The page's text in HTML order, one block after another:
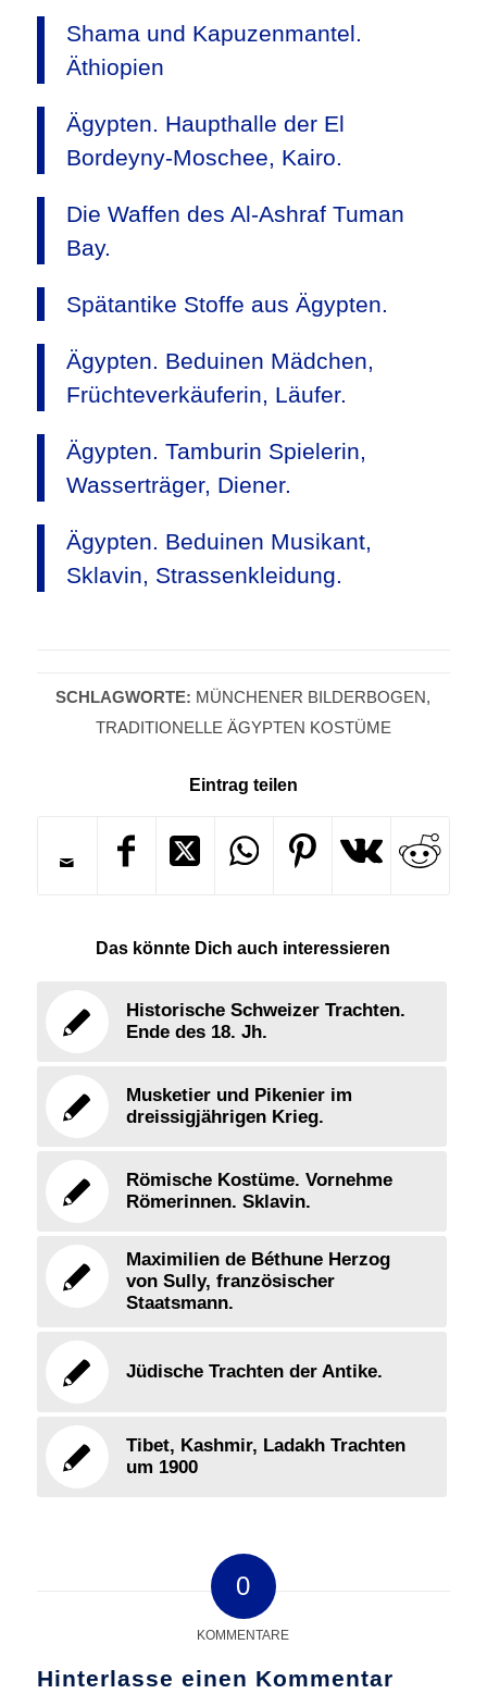
Shama und Kapuzenmantel.
Äthiopien
Ägypten. Haupthalle der El
Bordeyny-Moschee, Kairo.
Die Waffen des Al-Ashraf Tuman
Bay.
Spätantike Stoffe aus Ägypten.
Ägypten. Beduinen Mädchen,
Früchteverkäuferin, Läufer.
Ägypten. Tamburin Spielerin,
Wasserträger, Diener.
Ägypten. Beduinen Musikant,
Sklavin, Strassenkleidung.
SCHLAGWORTE: MÜNCHENER BILDERBOGEN,
TRADITIONELLE ÄGYPTEN KOSTÜME
Eintrag teilen
Das könnte Dich auch interessieren
Historische Schweizer Trachten.
Ende des 18. Jh.
Musketier und Pikenier im
dreissigjährigen Krieg.
Römische Kostüme. Vornehme
Römerinnen. Sklavin.
Maximilien de Béthune Herzog
von Sully, französischer
Staatsmann.
Jüdische Trachten der Antike.
Tibet, Kashmir, Ladakh Trachten
um 1900
0
KOMMENTARE
Hinterlasse einen Kommentar